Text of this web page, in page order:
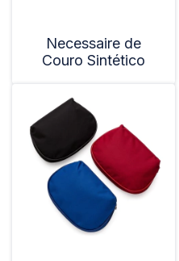
Necessaire de
Couro Sintético